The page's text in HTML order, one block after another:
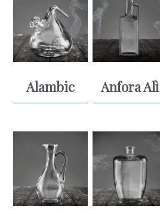
Alambic Anfora Alì